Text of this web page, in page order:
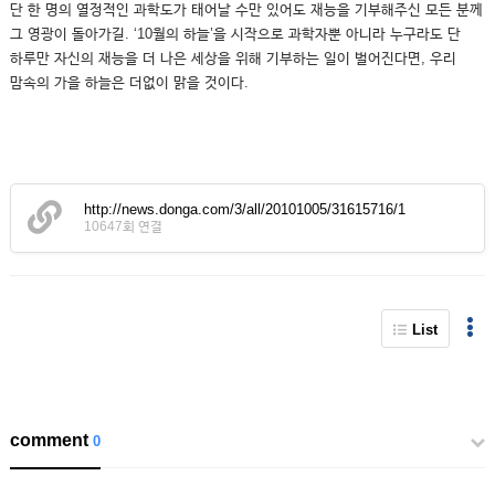
단 한 명의 열정적인 과학도가 태어날 수만 있어도 재능을 기부해주신 모든 분께
그 영광이 돌아가길. ‘10월의 하늘’을 시작으로 과학자뿐 아니라 누구라도 단
하루만 자신의 재능을 더 나은 세상을 위해 기부하는 일이 벌어진다면, 우리
맘속의 가을 하늘은 더없이 맑을 것이다.
http://news.donga.com/3/all/20101005/31615716/1
10647회 연결
List
comment0